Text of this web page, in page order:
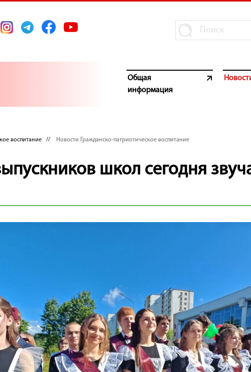
Общая
информация
воспитание // Новости Гражданско-патриотическое воспитание
школ сегодня